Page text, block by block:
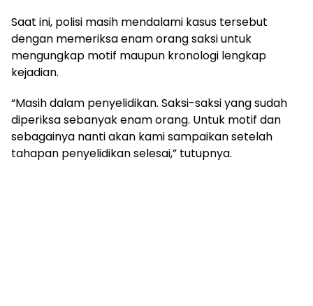
Saat ini, polisi masih mendalami kasus tersebut
dengan memeriksa enam orang saksi untuk
mengungkap motif maupun kronologi lengkap
kejadian.
“Masih dalam penyelidikan. Saksi-saksi yang sudah
diperiksa sebanyak enam orang. Untuk motif dan
sebagainya nanti akan kami sampaikan setelah
tahapan penyelidikan selesai,” tutupnya.